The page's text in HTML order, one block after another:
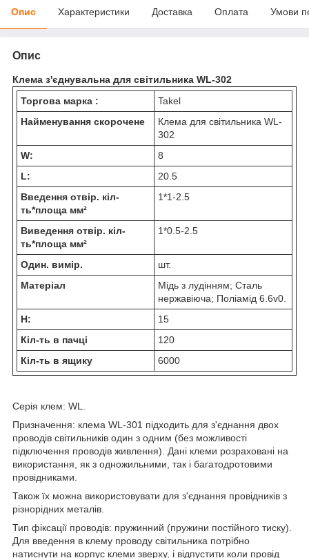
Опис Характеристики Доставка Оплата Умови
Опис
Клема з'єднувальна для світильника WL-302
Торгова марка :
Takel
Найменування скорочене
Клема для світильника WL-
302
W:
8
L:
20.5
Введення отвір. кіл-
ть*площа мм²
1*1-2.5
Виведення отвір. кіл-
ть*площа мм²
1*0.5-2.5
Один. вимір.
шт.
Матеріал
Мідь з лудінням; Сталь
нержавіюча; Поліамід 6.6v0.
H:
15
Кіл-ть в пачці
120
Кіл-ть в ящику
6000
Серія клем: WL.
Призначення: клема WL-301 підходить для з'єднання двох
проводів світильників один з одним (без можливості
підключення проводів живлення). Дані клеми розраховані на
використання, як з одножильними, так і багатодротовими
провідниками.
Також їх можна використовувати для з'єднання провідників з
різнорідних металів.
Тип фіксації проводів: пружинний (пружини постійного тиску).
Для введення в клему проводу світильника потрібно
натиснути на корпус клеми зверху, і відпустити коли провід